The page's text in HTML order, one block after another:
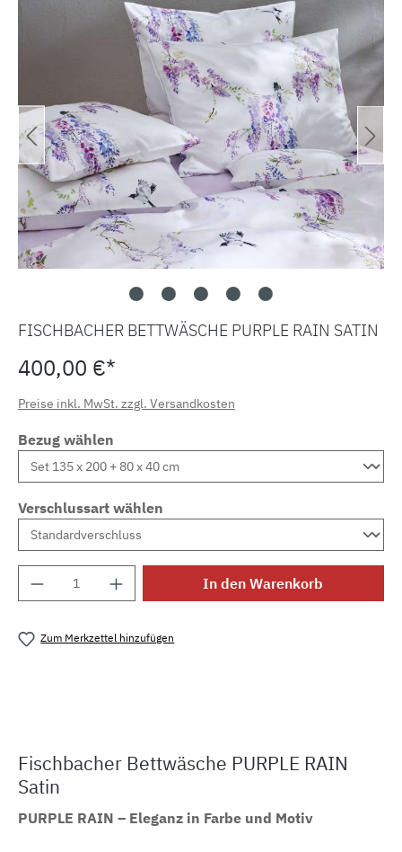
FISCHBACHER BETTWÄSCHE PURPLE RAIN SATIN
400,00 €*
Preise inkl. MwSt. zzgl. Versandkosten
Bezug wählen
Verschlussart wählen
Produkt Anzahl: Gib den gewünschten
In den Warenkorb
Zum Merkzettel hinzufügen
Fischbacher Bettwäsche PURPLE RAIN
Satin
PURPLE RAIN – Eleganz in Farbe und Motiv